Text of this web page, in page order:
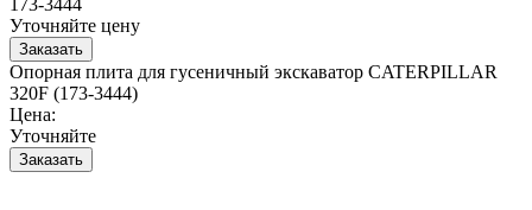
Уточняйте цену
Опорная плита для гусеничный экскаватор CATERPILLAR
320F (173-3444)
Цена:
Уточняйте